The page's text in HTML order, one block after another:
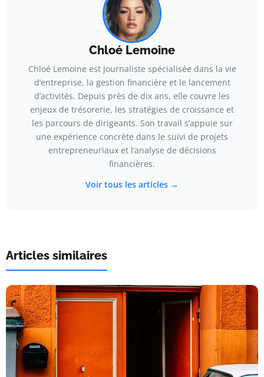
Chloé Lemoine
Chloé Lemoine est journaliste spécialisée dans la vie
d’entreprise, la gestion financière et le lancement
d’activités. Depuis près de dix ans, elle couvre les
enjeux de trésorerie, les stratégies de croissance et
les parcours de dirigeants. Son travail s’appuie sur
une expérience concrète dans le suivi de projets
entrepreneuriaux et l’analyse de décisions
financières.
Voir tous les articles →
Articles similaires